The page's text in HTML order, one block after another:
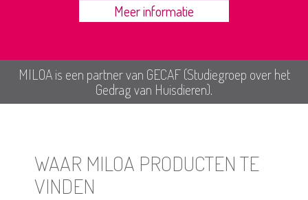
Meer informatie
MILOA is een partner van GECAF (Studiegroep over het
Gedrag van Huisdieren).
WAAR MILOA PRODUCTEN TE
VINDEN